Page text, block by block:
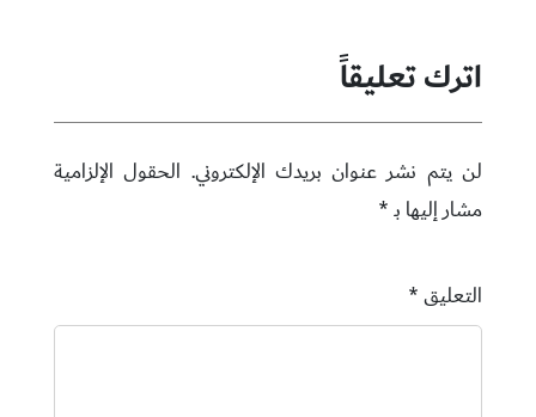
اترك تعليقاً
لن يتم نشر عنوان بريدك الإلكتروني. الحقول الإلزامية
مشار إليها بـ*
التعليق*